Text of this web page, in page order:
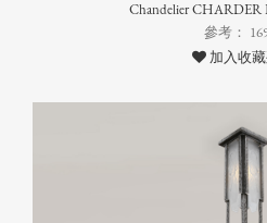
Chandelier CHARDER
參考：
加入收